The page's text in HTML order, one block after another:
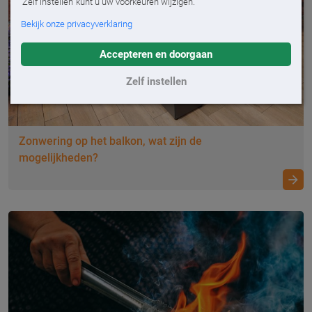
Bekijk onze privacyverklaring
Accepteren en doorgaan
Zelf instellen
Zonwering op het balkon, wat zijn de
mogelijkheden?